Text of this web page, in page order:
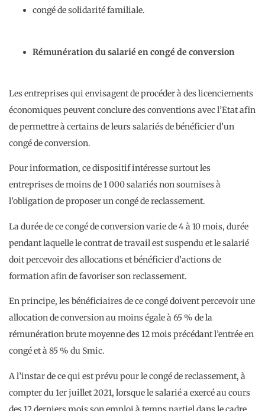
congé de solidarité familiale.
Rémunération du salarié en congé de conversion
Les entreprises qui envisagent de procéder à des licenciements
économiques peuvent conclure des conventions avec l’Etat afin
de permettre à certains de leurs salariés de bénéficier d’un
congé de conversion.
Pour information, ce dispositif intéresse surtout les
entreprises de moins de 1 000 salariés non soumises à
l’obligation de proposer un congé de reclassement.
La durée de ce congé de conversion varie de 4 à 10 mois, durée
pendant laquelle le contrat de travail est suspendu et le salarié
doit percevoir des allocations et bénéficier d’actions de
formation afin de favoriser son reclassement.
En principe, les bénéficiaires de ce congé doivent percevoir une
allocation de conversion au moins égale à 65 % de la
rémunération brute moyenne des 12 mois précédant l’entrée en
congé et à 85 % du Smic.
A l’instar de ce qui est prévu pour le congé de reclassement, à
compter du 1er juillet 2021, lorsque le salarié a exercé au cours